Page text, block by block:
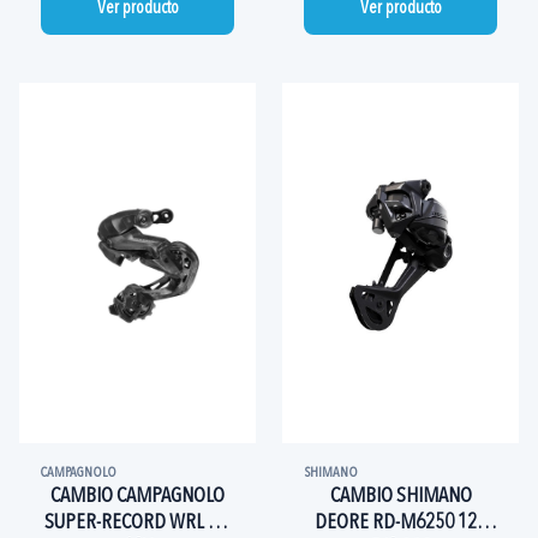
Ver producto Ver producto
CAMPAGNOLO
CAMBIO CAMPAGNOLO
SUPER-RECORD WRL UH
SHIMANO
CAMBIO SHIMANO
DEORE RD-M6250 12V